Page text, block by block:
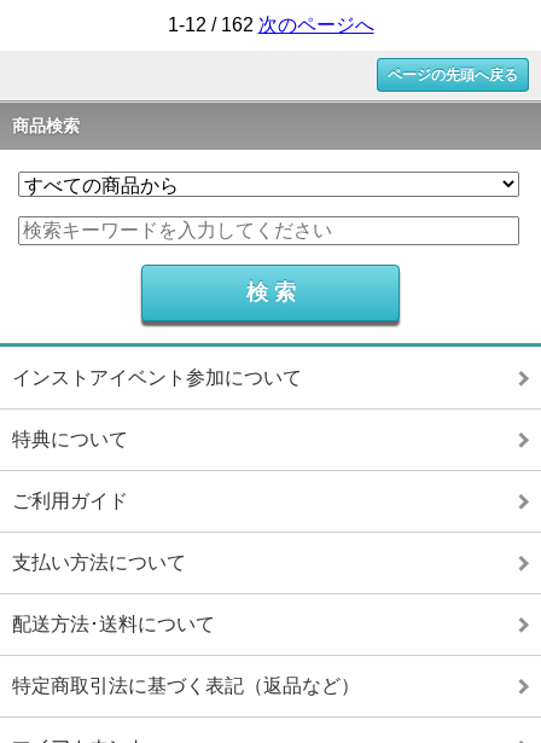
1-12 / 162 次のページへ
ページの先頭へ戻る
商品検索
インストアイベント参加について
特典について
ご利用ガイド
支払い方法について
配送方法･送料について
特定商取引法に基づく表記（返品など）